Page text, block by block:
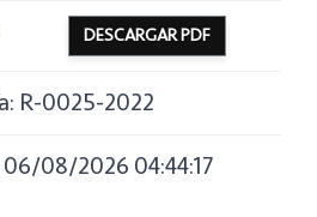
DESCARGAR PDF
R-0025-2022
08/2026 04:44:17